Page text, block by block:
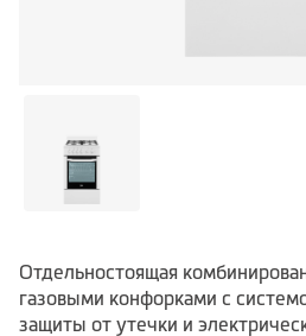
Отдельностоящая
газовыми конфорками с
защиты от утечки и